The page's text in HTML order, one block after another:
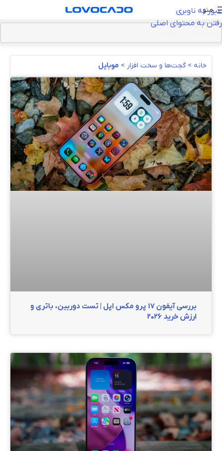
عبور به ناوبری
رفتن به محتوای اصلی
منو
خانه > گجت‌ها و سخت افزار > موبایل
بررسی آیفون ۱۷ پرو مکس اپل | تست دوربین، باتری و
ارزش خرید ۲۰۲۶